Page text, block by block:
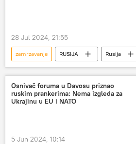
28 Jul 2024, 21:55
zamrzavanje RUSIJA Rusija
zamrzavanje imovine
imovina
Evropska unija (EU)
konfiskovanje
Osnivač foruma u Davosu priznao
ruskim prankerima: Nema izgleda za
Ukrajinu u EU i NATO
5 Jun 2024, 10:14